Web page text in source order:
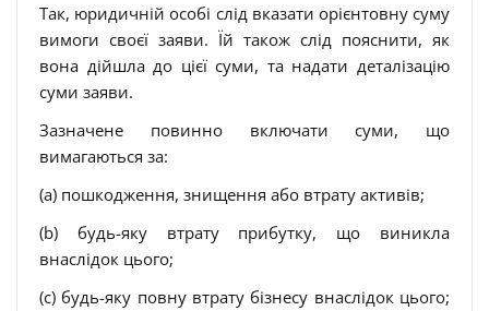
Так, юридичній особі слід вказати орієнтовну суму
вимоги своєї заяви. Їй також слід пояснити, як
вона дійшла до цієї суми, та надати деталізацію
суми заяви.
Зазначене повинно включати суми, що
вимагаються за:
(a) пошкодження, знищення або втрату активів;
(b) будь-яку втрату прибутку, що виникла
внаслідок цього;
(c) будь-яку повну втрату бізнесу внаслідок цього;